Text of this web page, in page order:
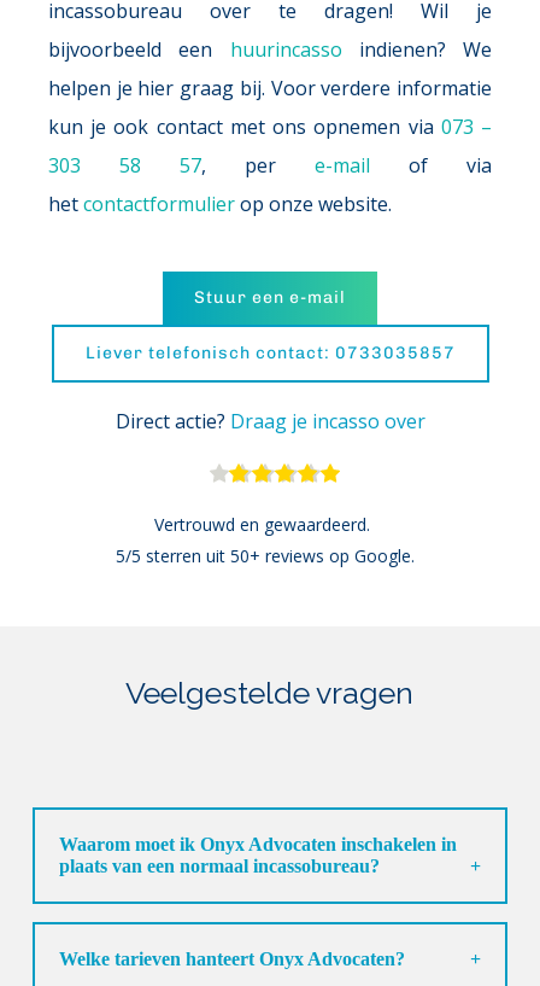
incassobureau over te dragen! Wil je
bijvoorbeeld een huurincasso indienen? We
helpen je hier graag bij. Voor verdere informatie
kun je ook contact met ons opnemen via 073 –
303 58 57, per e-mail of via
het contactformulier op onze website.
Stuur een e-mail
Liever telefonisch contact: 0733035857
Direct actie? Draag je incasso over
Vertrouwd en gewaardeerd.
5/5 sterren uit 50+ reviews op Google.
Veelgestelde vragen
Waarom moet ik Onyx Advocaten inschakelen in
plaats van een normaal incassobureau?
aan de slag. Onze advocaten kunnen de procedure van
A tot en met Z voor je afhandelen, waarbij je altijd van
de hoogste juridische kwaliteit verzekerd bent.
Welke tarieven hanteert Onyx Advocaten?